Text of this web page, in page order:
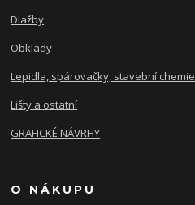
Dlažby
Obklady
Lepidla, spárovačky, stavební chemie
Lišty a ostatní
GRAFICKÉ NÁVRHY
O NÁKUPU